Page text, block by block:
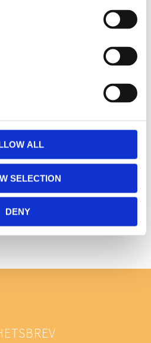
ALL
SELECTION
DENY
omdöme.